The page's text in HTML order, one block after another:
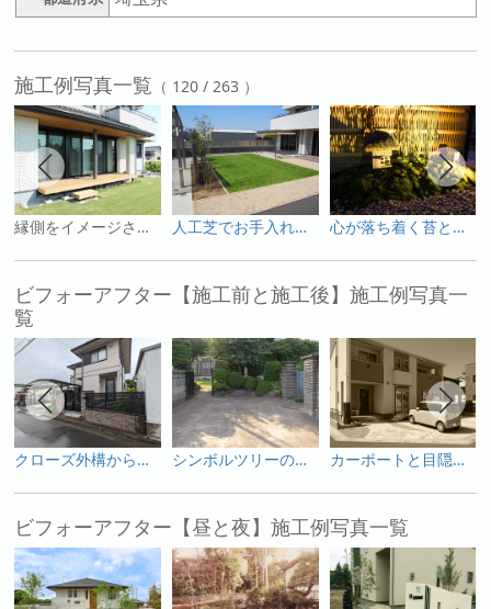
施工例写真一覧 （ 120 / 263 ）
縁側をイメージさせたウッドデッキ 人工芝でお手入れ簡単 心が落ち着く苔と石の坪庭
ビフォーアフター【施工前と施工後】施工例写真一
覧
クローズ外構からオープン感を出しつつプライベートも確保した使いやすい外構へ シンボルツリーの桜を活かした和モダンのガーデンリフォーム カーポートと目隠しフェンスで変身した庭
ビフォーアフター【昼と夜】施工例写真一覧